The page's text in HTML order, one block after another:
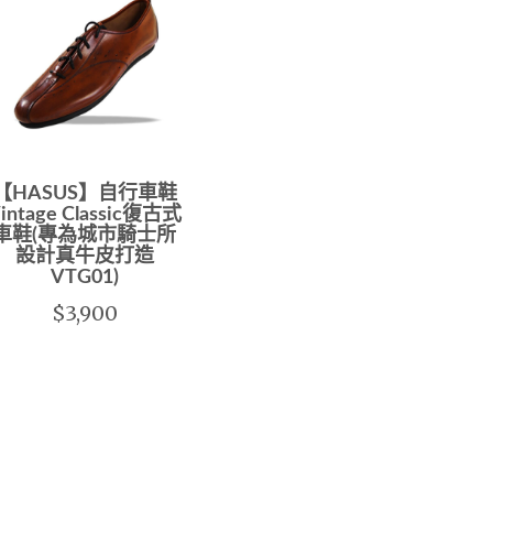
【HASUS】自行車鞋
Classic復古式
鞋(專為城市騎士所
設計真牛皮打造
VTG01)
$3,900